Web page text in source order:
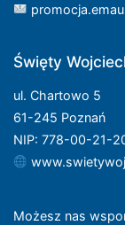
Święty
ul. Chartowo 5
61-245 Poznań
NIP: 778-00-21-
Możesz nas